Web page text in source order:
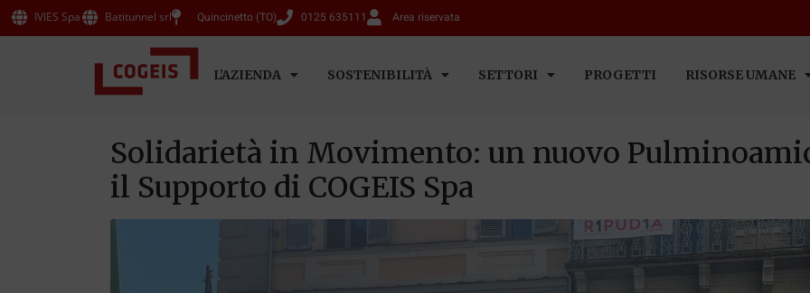
IVIES Spa Batitunnel srl Quincinetto (TO) 0125 635111 Area riservata
L’AZIENDA SOSTENIBILITÀ SETTORI PROGETTI RISORSE UMANE
Solidarietà in Movimento: un nuovo
il Supporto di COGEIS Spa